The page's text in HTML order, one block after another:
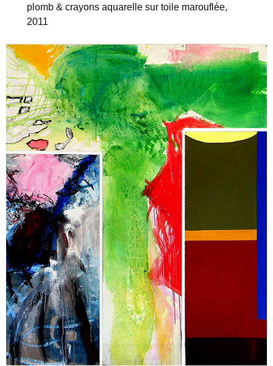
plomb & crayons aquarelle sur toile marouflée,
2011